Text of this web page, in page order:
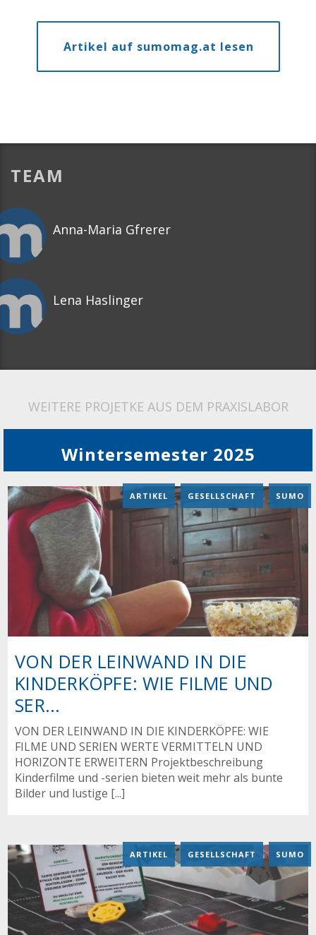
Artikel auf sumomag.at lesen
TEAM
Anna-Maria Gfrerer
Lena Haslinger
WEITERE PROJETKE AUS DEM PRAXISLABOR
Wintersemester 2025
VON DER LEINWAND IN DIE
KINDERKÖPFE: WIE FILME UND
SER...
ARTIKEL , GESELLSCHAFT , SUMO
VON DER LEINWAND IN DIE KINDERKÖPFE: WIE
FILME UND SERIEN WERTE VERMITTELN UND
HORIZONTE ERWEITERN Projektbeschreibung
Kinderfilme und -serien bieten weit mehr als bunte
Bilder und lustige [...]
ARTIKEL , GESELLSCHAFT , SUMO